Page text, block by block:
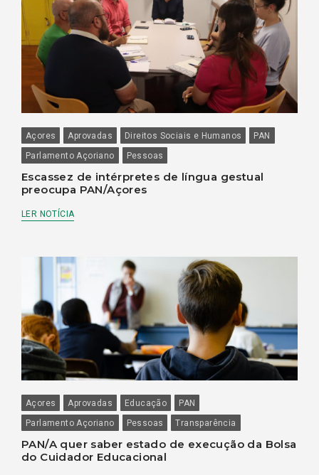
Açores Aprovadas Direitos Sociais e Humanos
PAN
Parlamento Açoriano
Pessoas
Escassez de intérpretes de língua gestual
preocupa PAN/Açores
LER NOTÍCIA
Açores Aprovadas Educação
PAN
Parlamento Açoriano
Pessoas Transparência
PAN/A quer saber estado de execução da Bolsa
do Cuidador Educacional